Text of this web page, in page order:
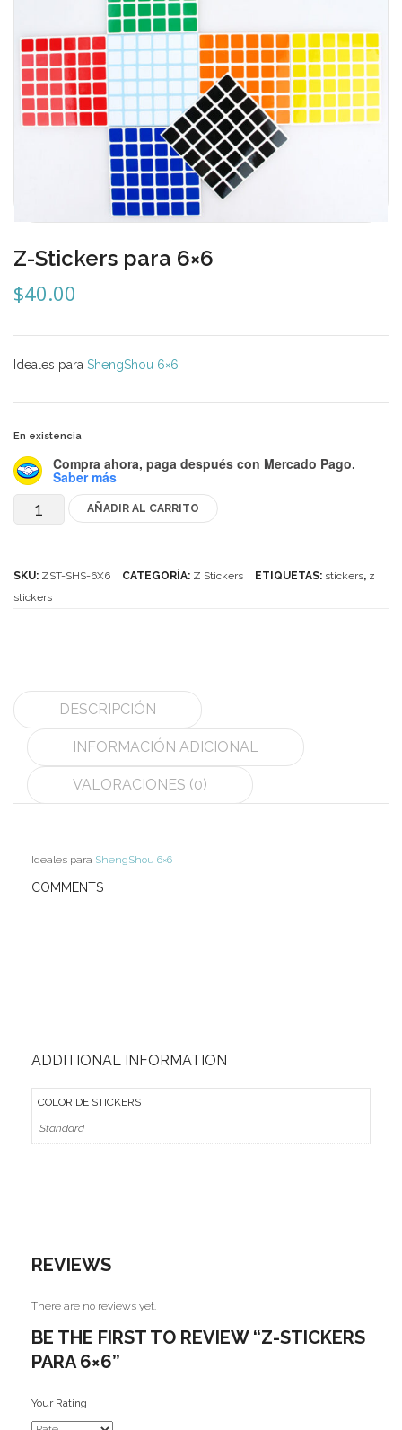
DaYan
DianSheng
FangShi
MF8
MirTwo
MoHuanShoSu
MoJue
Okamoto
GuoGuan
LanLan
Meffert’s
MoFangJiaoShi
YuXin
Z-Cube
Z-Stickers
Stickers
Z-Stickers para 6×6
$40.00
Ideales para ShengShou 6×6
En existencia
Compra ahora, paga después con Mercado Pago.
Saber más
6x6
AÑADIR AL CARRITO
SKU: ZST-SHS-6X6 CATEGORÍA: Z Stickers ETIQUETAS: stickers, z
stickers
DESCRIPCIÓN
INFORMACIÓN ADICIONAL
VALORACIONES (0)
Ideales para ShengShou 6×6
COMMENTS
ADDITIONAL INFORMATION
COLOR DE STICKERS
Standard
REVIEWS
There are no reviews yet.
BE THE FIRST TO REVIEW “Z-STICKERS
PARA 6×6”
Your Rating